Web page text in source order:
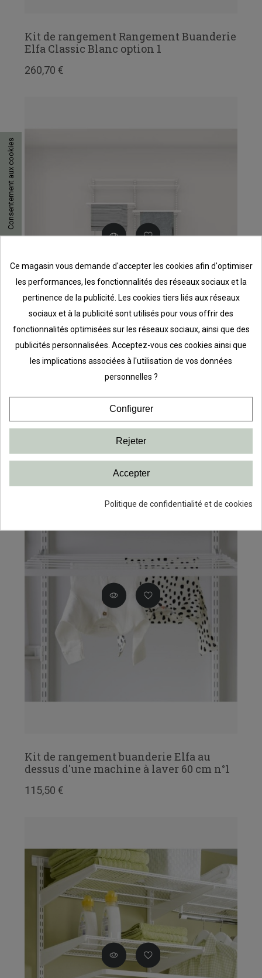
Kit de rangement Rangement Buanderie
Elfa Classic Blanc option 1
260,70 €
Kit de rangement Rangement Buanderie
Elfa Classic Blanc option 2
236,50 €
Kit de rangement buanderie Elfa au
dessus d'une machine à laver 60 cm n°1
115,50 €
Ce magasin vous demande d'accepter les cookies afin d'optimiser
les performances, les fonctionnalités des réseaux sociaux et la
pertinence de la publicité. Les cookies tiers liés aux réseaux
sociaux et à la publicité sont utilisés pour vous offrir des
fonctionnalités optimisées sur les réseaux sociaux, ainsi que des
publicités personnalisées. Acceptez-vous ces cookies ainsi que
les implications associées à l'utilisation de vos données
personnelles ?
Configurer
Rejeter
Accepter
Politique de confidentialité et de cookies
Consentement aux cookies